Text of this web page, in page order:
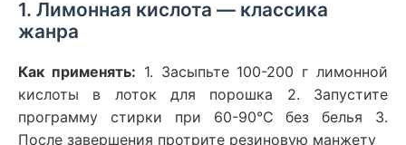
1. Лимонная кислота — классика
жанра
Как применять: 1. Засыпьте 100-200 г лимонной
кислоты в лоток для порошка 2. Запустите
программу стирки при 60-90°C без белья 3.
После завершения протрите резиновую манжету